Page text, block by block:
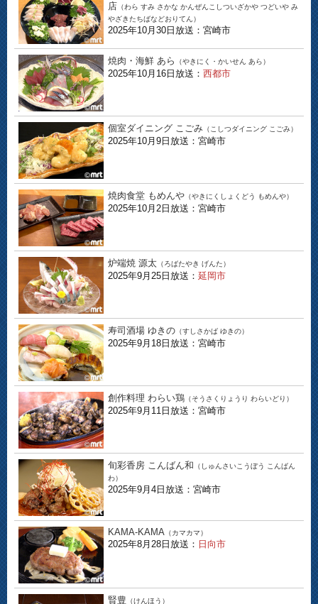
店 （わら すみ さかな かんぜんこしついざかや つどいや み
やざきたちばなどおりてん）
2025年10月30日放送：宮崎市
焼肉・海鮮 あら （やきにく・かいせん あら）
2025年10月16日放送： 西都市
個室ダイニング こごみ （こしつダイニング こごみ）
2025年10月9日放送：宮崎市
焼肉食堂 もめんや （やきにくしょくどう もめんや）
2025年10月2日放送：宮崎市
炉端焼 源太 （ろばたやき げんた）
2025年9月25日放送： 延岡市
寿司酒場 ゆきの （すしさかば ゆきの）
2025年9月18日放送：宮崎市
創作料理 わらい鶏 （そうさくりょうり わらいどり）
2025年9月11日放送：宮崎市
旬彩香房 こんばん和 （しゅんさいこうぼう こんばん
わ）
2025年9月4日放送：宮崎市
KAMA-KAMA （カマカマ）
2025年8月28日放送： 日向市
賢豊 （けんほう）